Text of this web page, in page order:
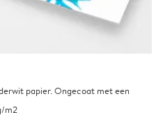
papier. Ongecoat met een
m2